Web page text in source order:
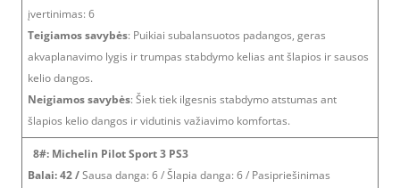
įvertinimas: 6
Teigiamos savybės: Puikiai subalansuotos padangos, geras
akvaplanavimo lygis ir trumpas stabdymo kelias ant šlapios ir sausos
kelio dangos.
Neigiamos savybės: Šiek tiek ilgesnis stabdymo atstumas ant
šlapios kelio dangos ir vidutinis važiavimo komfortas.
8#: Michelin Pilot Sport 3 PS3
Balai: 42 /Sausa danga: 6 / Šlapia danga: 6 / Pasipriešinimas